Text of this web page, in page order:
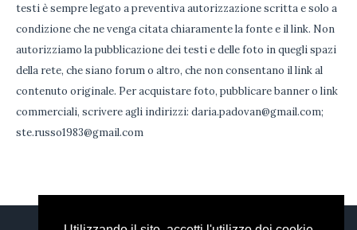
testi è sempre legato a preventiva autorizzazione scritta e solo a
condizione che ne venga citata chiaramente la fonte e il link. Non
autorizziamo la pubblicazione dei testi e delle foto in quegli spazi
della rete, che siano forum o altro, che non consentano il link al
contenuto originale. Per acquistare foto, pubblicare banner o link
commerciali, scrivere agli indirizzi: daria.padovan@gmail.com;
ste.russo1983@gmail.com